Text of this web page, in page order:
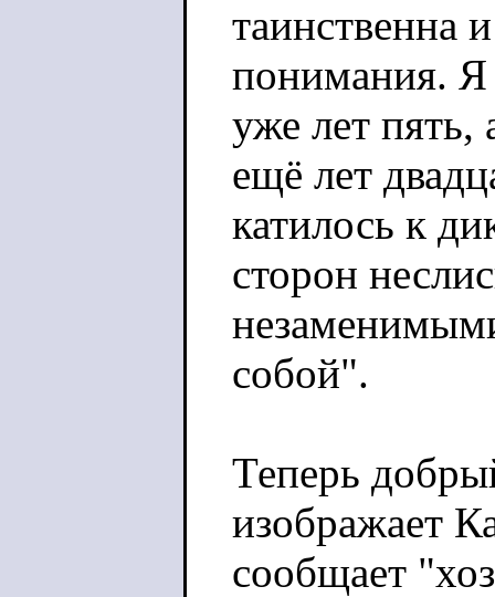
таинственна
понимания.
уже лет
ещё лет
катилось к
сторон
собой".
Теперь
изображает
сообщает